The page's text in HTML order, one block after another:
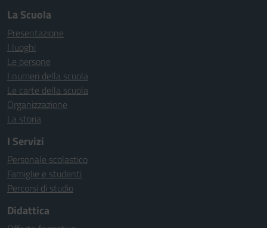
La Scuola
Presentazione
I luoghi
Le persone
I numeri della scuola
Le carte della scuola
Organizzazione
La storia
I Servizi
Personale scolastico
Famiglie e studenti
Percorsi di studio
Didattica